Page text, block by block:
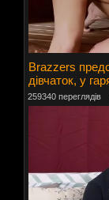
Brazzers
дівчаток, у
259340 переглядів